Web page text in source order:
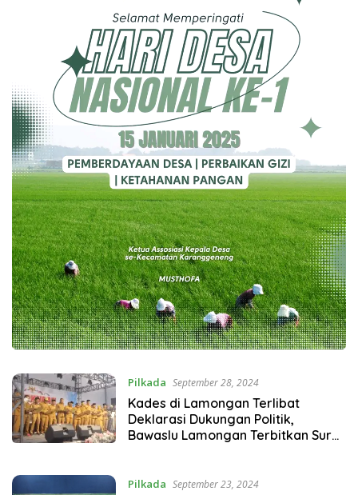
Pilkada September 28, 2024
Kades di Lamongan Terlibat
Deklarasi Dukungan Politik,
Bawaslu Lamongan Terbitkan Surat
Pilkada September 23, 2024